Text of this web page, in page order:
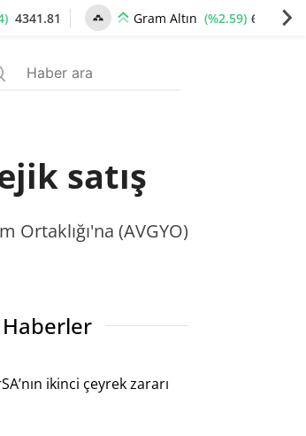
4341.81 Gram Altın (%2.59) 6660.55
satış
Ortaklığı'na (AVGYO)
ikinci çeyrek zararı